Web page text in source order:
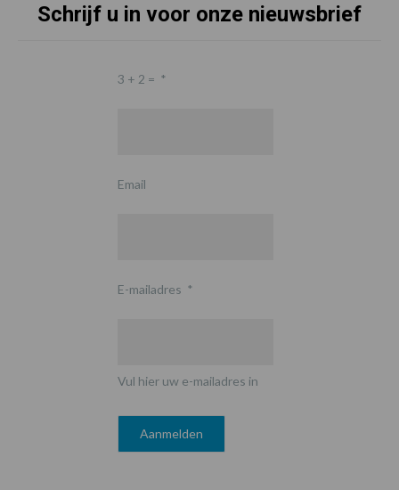
Schrijf u in voor onze nieuwsbrief
3 + 2 = *
Email
E-mailadres *
Vul hier uw e-mailadres in